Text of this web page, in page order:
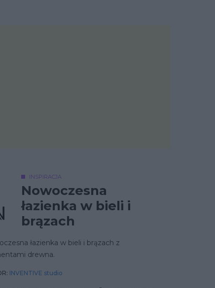
INSPIRACJA
Nowoczesna
łazienka w bieli i
brązach
łazienka w bieli i brązach z
drewna.
INVENTIVE studio